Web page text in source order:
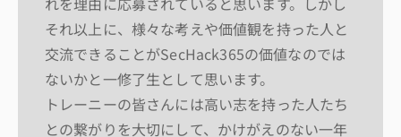
それ以上に、様々な考えや価値観を持った人と
交流できることがSecHack365の価値なのでは
ないかと一修了生として思います。
トレーニーの皆さんには高い志を持った人たち
との繋がりを大切にして、かけがえのない一年